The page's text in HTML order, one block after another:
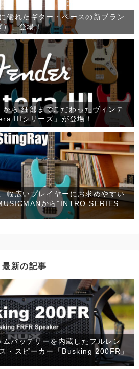
優れたギター・ベースの新ブラン
）」登場！
ら 細部までこだわったヴィンテ
IIIシリーズ」が登場！
幅広いプレイヤーにお求めやすい
から”INTRO SERIES
最新の記事
バッテリーを内蔵したフルレン
・スピーカー「Busking 200FR」